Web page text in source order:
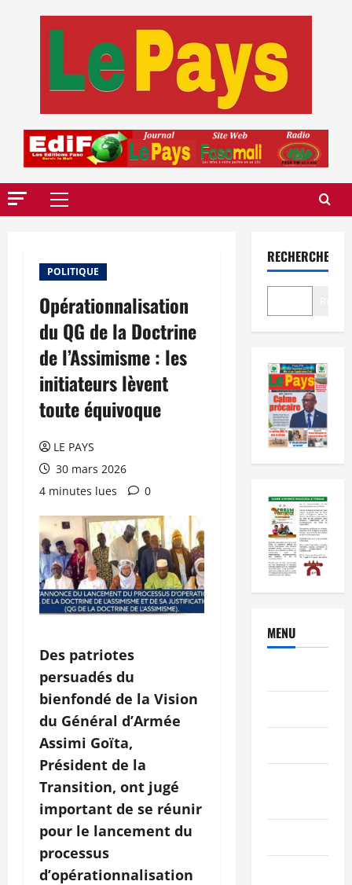
Menu
POLITIQUE
Opérationnalisation
du QG de la Doctrine
de l’Assimisme : les
initiateurs lèvent
toute équivoque
LE PAYS
30 mars 2026
4 minutes lues
0
Des patriotes
persuadés du
bienfondé de la Vision
du Général d’Armée
Assimi Goïta,
Président de la
Transition, ont jugé
important de se réunir
pour le lancement du
processus
d’opérationnalisation
RECHERCHER
MENU